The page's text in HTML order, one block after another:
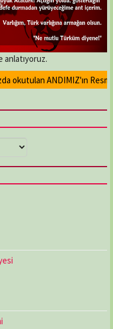
anlatıyoruz.
okutulan ANDIMIZ'ın